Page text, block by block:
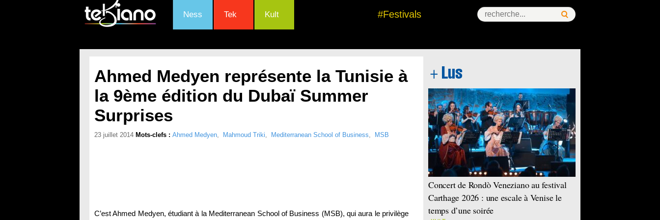
Ness Tek Kult #Festivals
Ahmed Medyen représente la Tunisie à
la 9ème édition du Dubaï Summer
Surprises
23 juillet 2014 Mots-clefs : Ahmed Medyen, Mahmoud Triki, Mediterranean School of Business, MSB
C’est Ahmed Medyen, étudiant à la Mediterranean School of Business (MSB), qui aura le privilège
Concert de Rondò Veneziano au festival
Carthage 2026 : une escale à Venise le
temps d’une soirée